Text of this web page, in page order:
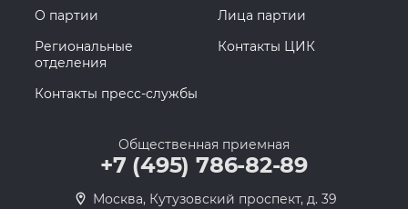
О партии
Лица партии
Региональные
отделения
Контакты ЦИК
Контакты пресс-службы
Общественная приемная
+7 (495) 786-82-89
Москва, Кутузовский проспект, д. 39